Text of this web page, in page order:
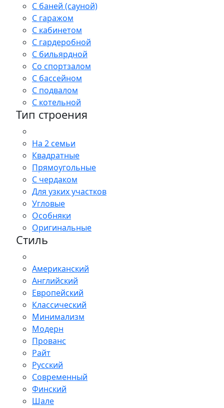
С баней (сауной)
С гаражом
С кабинетом
С гардеробной
С бильярдной
Со спортзалом
С бассейном
С подвалом
С котельной
Тип строения
На 2 семьи
Квадратные
Прямоугольные
С чердаком
Для узких участков
Угловые
Особняки
Оригинальные
Стиль
Американский
Английский
Европейский
Классический
Минимализм
Модерн
Прованс
Райт
Русский
Современный
Финский
Шале